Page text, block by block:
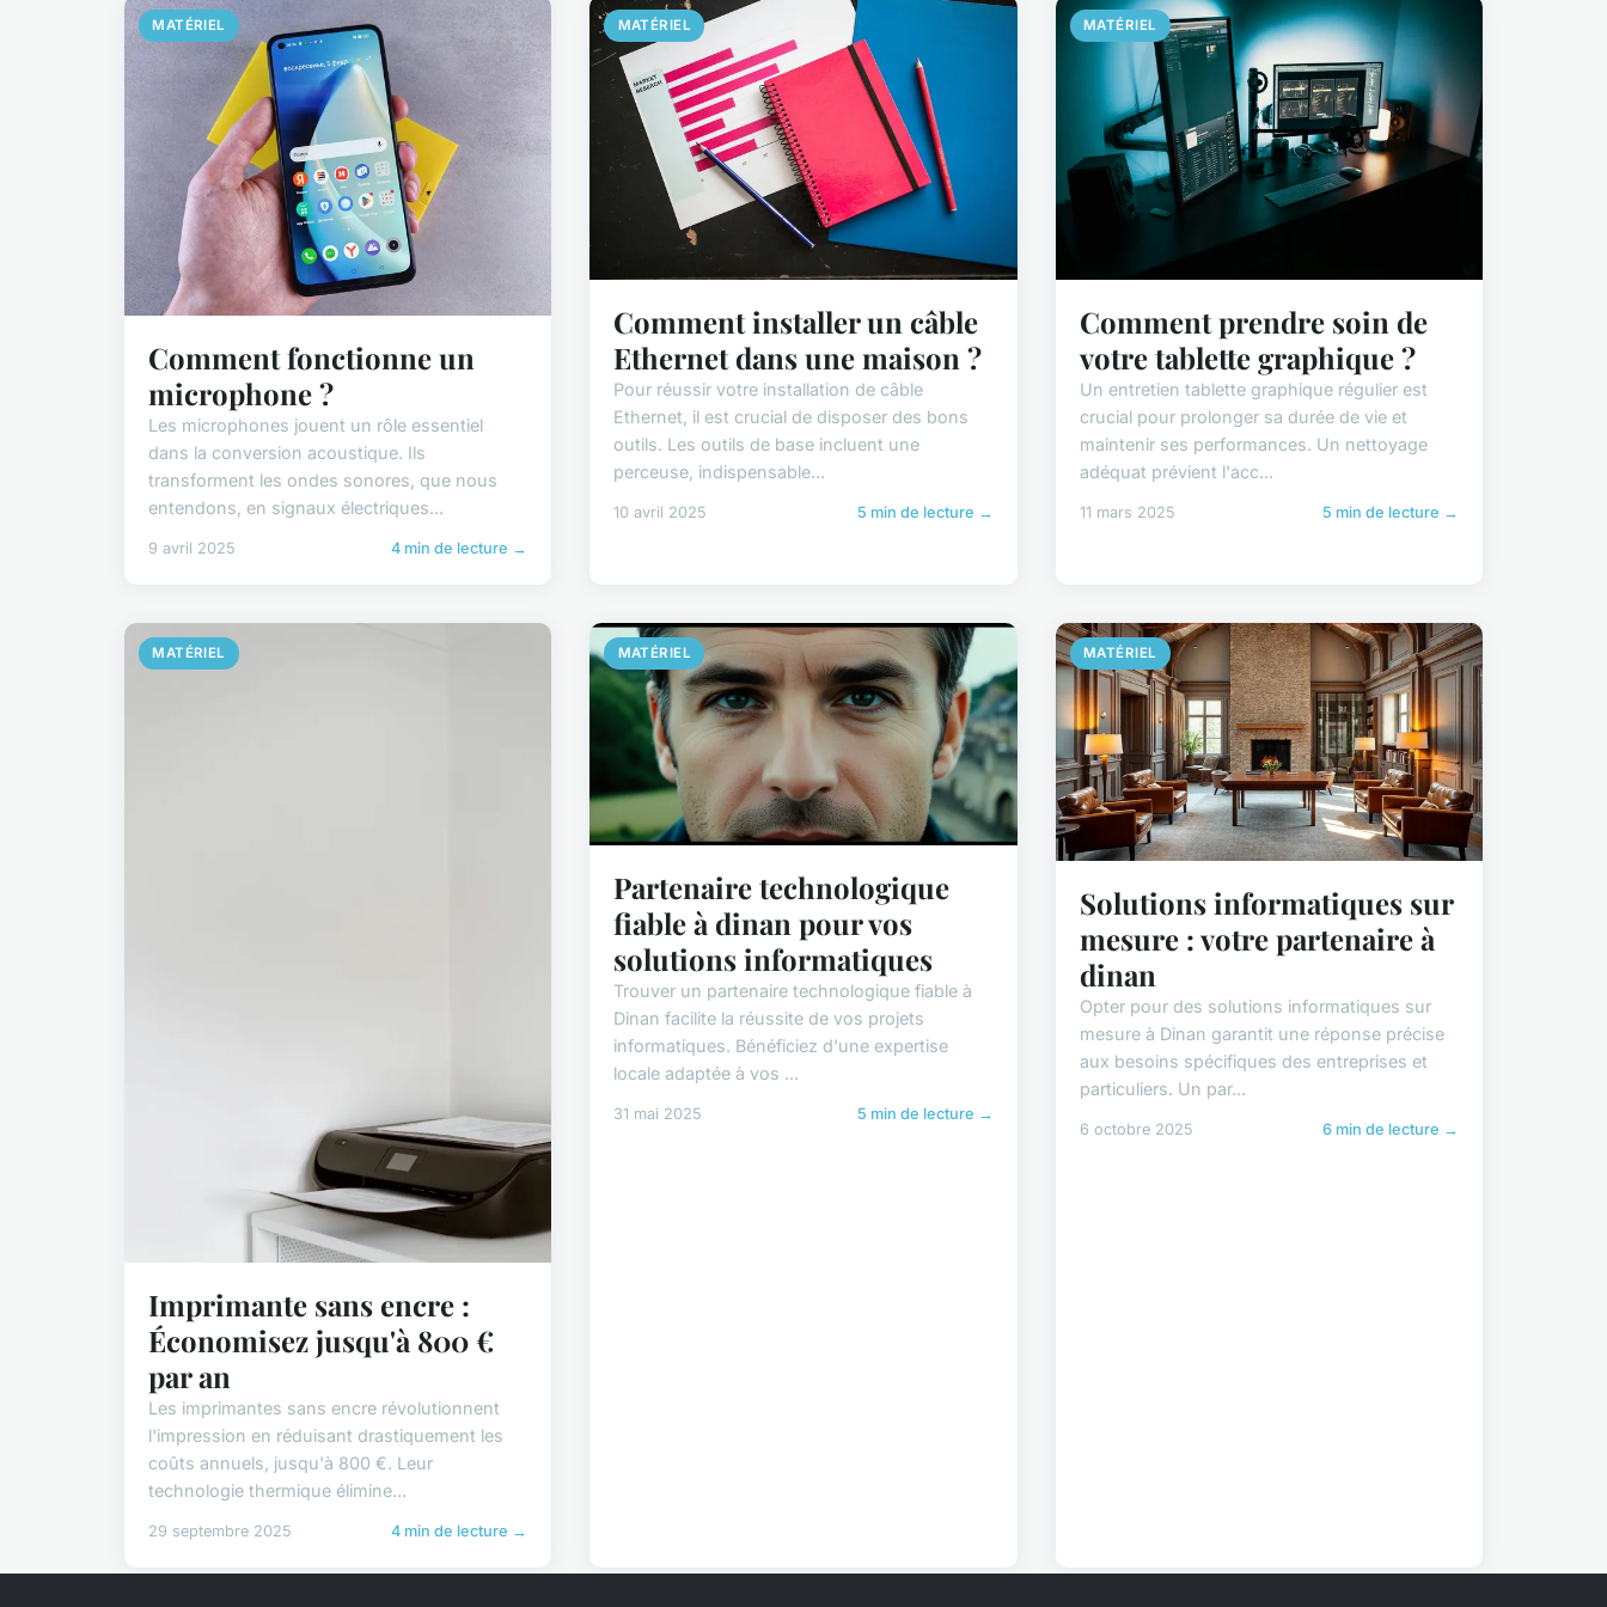
MATÉRIEL
Comment fonctionne un
microphone ?
Les microphones jouent un rôle essentiel
dans la conversion acoustique. Ils
transforment les ondes sonores, que nous
entendons, en signaux électriques...
9 avril 2025 4 min de lecture →
MATÉRIEL
Comment installer un câble
Ethernet dans une maison ?
Pour réussir votre installation de câble
Ethernet, il est crucial de disposer des bons
outils. Les outils de base incluent une
perceuse, indispensable...
10 avril 2025 5 min de lecture →
MATÉRIEL
Comment prendre soin de
votre tablette graphique ?
Un entretien tablette graphique régulier est
crucial pour prolonger sa durée de vie et
maintenir ses performances. Un nettoyage
adéquat prévient l'acc...
11 mars 2025 5 min de lecture →
MATÉRIEL
Imprimante sans encre :
Économisez jusqu'à 800 €
par an
Les imprimantes sans encre révolutionnent
l'impression en réduisant drastiquement les
coûts annuels, jusqu'à 800 €. Leur
technologie thermique élimine...
29 septembre 2025 4 min de lecture →
MATÉRIEL
Partenaire technologique
fiable à dinan pour vos
solutions informatiques
Trouver un partenaire technologique fiable à
Dinan facilite la réussite de vos projets
informatiques. Bénéficiez d'une expertise
locale adaptée à vos ...
31 mai 2025 5 min de lecture →
MATÉRIEL
Solutions informatiques sur
mesure : votre partenaire à
dinan
Opter pour des solutions informatiques sur
mesure à Dinan garantit une réponse précise
aux besoins spécifiques des entreprises et
particuliers. Un par...
6 octobre 2025 6 min de lecture →